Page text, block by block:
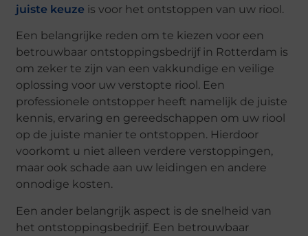
juiste keuze is voor het ontstoppen van uw riool.
Een belangrijke reden om te kiezen voor een
betrouwbaar ontstoppingsbedrijf in Rotterdam is
om zeker te zijn van een vakkundige en veilige
oplossing voor uw verstopte riool. Een
professionele ontstopper heeft namelijk de juiste
kennis, ervaring en gereedschappen om uw riool
op de juiste manier te ontstoppen. Hierdoor
voorkomt u niet alleen verdere verstoppingen,
maar ook schade aan uw leidingen en andere
onnodige kosten.
Een ander belangrijk aspect is de snelheid van
het ontstoppingsbedrijf. Een betrouwbaar